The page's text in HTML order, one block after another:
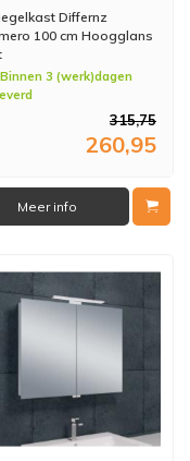
Differnz
100 cm Hoogglans
Binnen 3 (werk)dagen
315,75
260,95
Meer info